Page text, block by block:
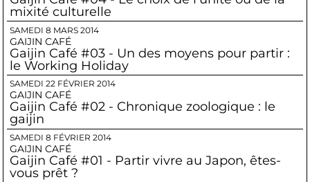
mixité culturelle
SAMEDI 8 MARS 2014
GAIJIN CAFÉ
Gaijin Café #03 - Un des moyens pour partir :
le Working Holiday
SAMEDI 22 FÉVRIER 2014
GAIJIN CAFÉ
Gaijin Café #02 - Chronique zoologique : le
gaijin
SAMEDI 8 FÉVRIER 2014
GAIJIN CAFÉ
Gaijin Café #01 - Partir vivre au Japon, êtes-
vous prêt ?